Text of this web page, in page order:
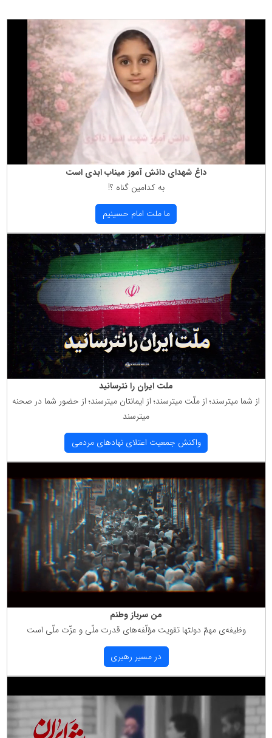
داغ شهدای دانش آموز میناب ابدی است
به كدامین گناه ؟!
ما ملت امام حسینیم
ملت ایران را نترسانید
از شما میترسند؛ از ملّت میترسند؛ از ایمانتان میترسند؛ از حضور شما در صحنه
میترسند
واكنش جمعیت اعتلای نهادهای مردمی
من سرباز وطنم
وظیفه‌ی مهمّ دولتها تقویت مؤلّفه‌های قدرت ملّی و عزّت ملّی است
در مسیر رهبری